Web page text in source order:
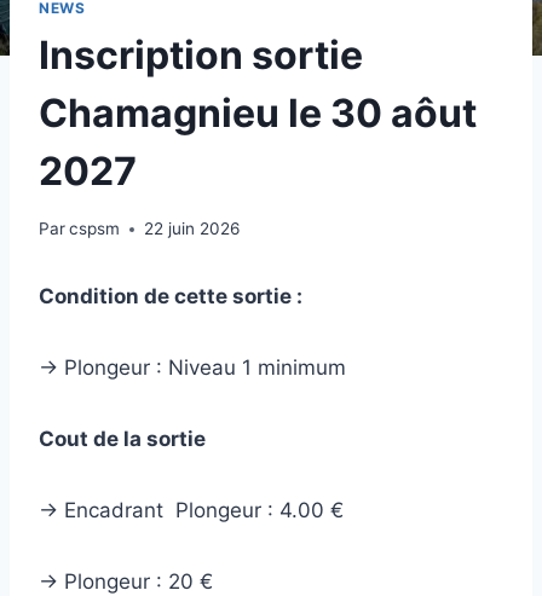
NEWS
Inscription sortie
Chamagnieu le 30 aôut
2027
Parcspsm 22 juin 2026
Condition de cette sortie :
-> Plongeur : Niveau 1 minimum
Cout de la sortie
-> Encadrant Plongeur : 4.00 €
-> Plongeur : 20 €